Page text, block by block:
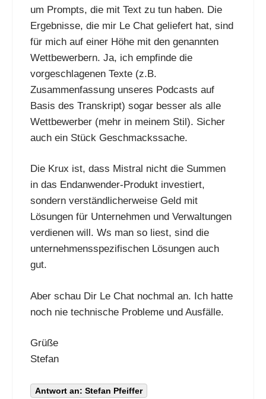
um Prompts, die mit Text zu tun haben. Die
Ergebnisse, die mir Le Chat geliefert hat, sind
für mich auf einer Höhe mit den genannten
Wettbewerbern. Ja, ich empfinde die
vorgeschlagenen Texte (z.B.
Zusammenfassung unseres Podcasts auf
Basis des Transkript) sogar besser als alle
Wettbewerber (mehr in meinem Stil). Sicher
auch ein Stück Geschmackssache.
Die Krux ist, dass Mistral nicht die Summen
in das Endanwender-Produkt investiert,
sondern verständlicherweise Geld mit
Lösungen für Unternehmen und Verwaltungen
verdienen will. Ws man so liest, sind die
unternehmensspezifischen Lösungen auch
gut.
Aber schau Dir Le Chat nochmal an. Ich hatte
noch nie technische Probleme und Ausfälle.
Grüße
Stefan
Antwort an: Stefan Pfeiffer